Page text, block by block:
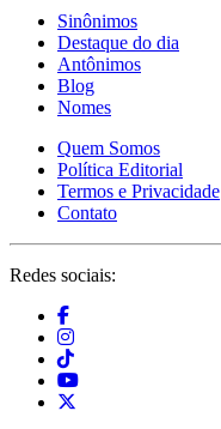
Sinônimos
Destaque do dia
Antônimos
Blog
Nomes
Quem Somos
Política Editorial
Termos e Privacidade
Contato
Redes sociais: